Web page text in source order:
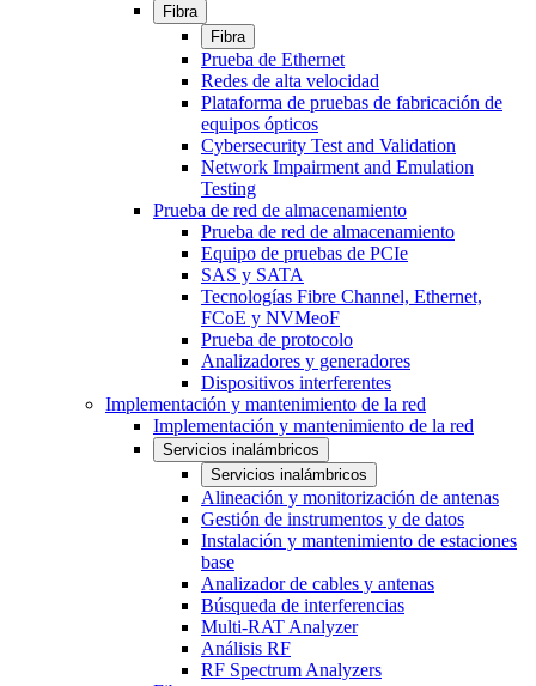
Fibra
Fibra
Prueba de Ethernet
Redes de alta velocidad
Plataforma de pruebas de fabricación de
equipos ópticos
Cybersecurity Test and Validation
Network Impairment and Emulation
Testing
Prueba de red de almacenamiento
Prueba de red de almacenamiento
Equipo de pruebas de PCIe
SAS y SATA
Tecnologías Fibre Channel, Ethernet,
FCoE y NVMeoF
Prueba de protocolo
Analizadores y generadores
Dispositivos interferentes
Implementación y mantenimiento de la red
Implementación y mantenimiento de la red
Servicios inalámbricos
Servicios inalámbricos
Alineación y monitorización de antenas
Gestión de instrumentos y de datos
Instalación y mantenimiento de estaciones
base
Analizador de cables y antenas
Búsqueda de interferencias
Multi-RAT Analyzer
Análisis RF
RF Spectrum Analyzers